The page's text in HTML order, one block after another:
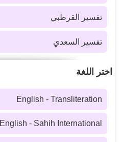
تفسير القرطبي
تفسير السعدي
اختر اللغة
English - Transliteration
English - Sahih International